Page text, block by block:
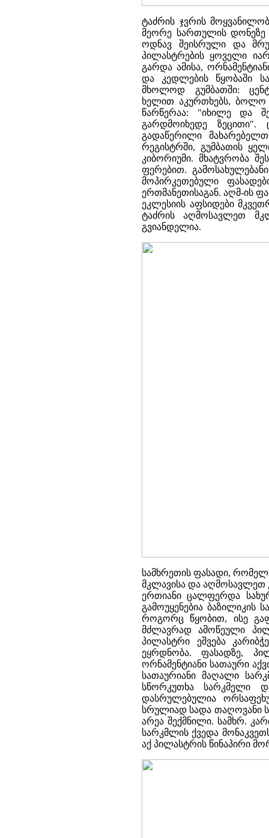
ტაძრის ჯვრის
მეორე სართულის დონეზე
ოდნავ შეისრული და
პილასტრების ყოველი
გარდა ამისა,
და კედლების წყობაში
მხოლოდ გუმბათში:
ხელით აკურთხებს, ბოლო
წარწერაა: "იხილე და
გარდმოიხედე ზეცითი".
გადაწერილი
რეგისტრში, გუმბათის
კიბორიუმი. მხატვრობა
ფერებით.
მოპირკეთებული
ერთმანეთისაგან. აღმ-ის
ეკლესიის აფსიდები
ტაძრის აღმოსავლეთ
გვიანდელია.
სამხრეთის ფასადი,
მკლავისა და აღმოსავლეთ
ერთიანი ცალფერდა
გამოუყენებია
როგორც წყობით, ისე
მძლავრად ამოწეული
პილასტრი ეშვება
ეყრდნობა. ფასადზე,
ორნამენტიანი სათაური
სათაურიანი მაღალი
სწორკუთხა სარკმელი
დასრულებულია
სრულიად სადა თაღოვანი
არეა შექმნილი. სამხრ.
სარკმლის ქვედა
აქ პილასტრის წინაპირი